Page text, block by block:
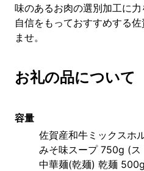
味のあるお肉の選別加工に力
自信をもっておすすめする
ませ。
お礼の品について
容量
佐賀産和牛ミックスホ
みそ味スープ 750g (ス
中華麺(乾麺) 乾麺 500g